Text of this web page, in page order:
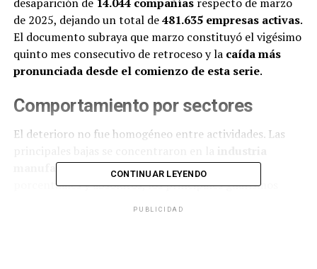
de 2025, dejando un total de481.635 empresas activas.
El documento subraya que marzo constituyó el vigésimo
quinto mes consecutivo de retroceso y la caída más
pronunciada desde el comienzo de esta serie.
Comportamiento por sectores
El deterioro no fue homogéneo entre actividades. Las
manufactureray elcomercio. En términos
porcentuales y absolutos, los principales guarismos
CONTINUAR LEYENDO
PUBLICIDAD